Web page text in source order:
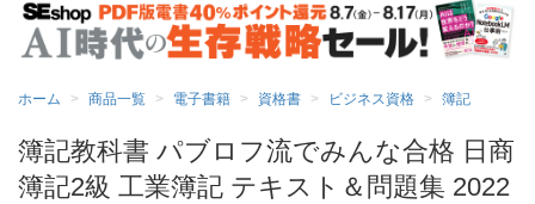
ホーム 商品一覧 電子書籍 資格書 ビジネス資格 簿記
簿記教科書 パブロフ流でみんな合格 日商
簿記2級 工業簿記 テキスト＆問題集 2022